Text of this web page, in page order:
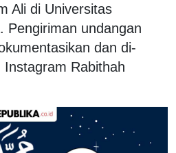
Ali di Universitas
Pengiriman undangan
dan di-
Instagram Rabithah